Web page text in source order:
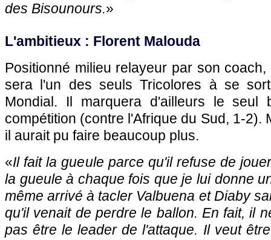
des Bisounours.»
L'ambitieux : Florent Malouda
Positionné milieu relayeur par son
sera l'un des seuls Tricolores à se
Mondial. Il marquera d'ailleurs le seul
compétition (contre l'Afrique du Sud, 1-2).
il aurait pu faire beaucoup plus.
«Il fait la gueule parce qu'il refuse de
la gueule à chaque fois que je lui donne
même arrivé à tacler Valbuena et Diaby
qu'il venait de perdre le ballon. En fait, il
pas être le leader de l'attaque. Il veut